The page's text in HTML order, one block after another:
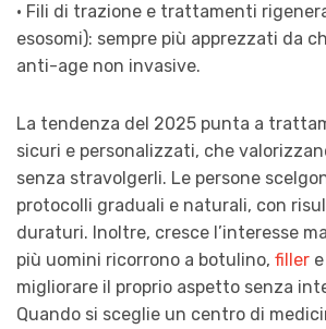
· Fili di trazione e trattamenti
esosomi): sempre più apprezzati da
anti-age non invasive.
La tendenza del 2025 punta a
sicuri e personalizzati, che
senza stravolgerli. Le persone
protocolli graduali e naturali, con
duraturi. Inoltre, cresce l’interesse
più uomini ricorrono a botulino, filler
migliorare il proprio aspetto senza
Quando si sceglie un centro di